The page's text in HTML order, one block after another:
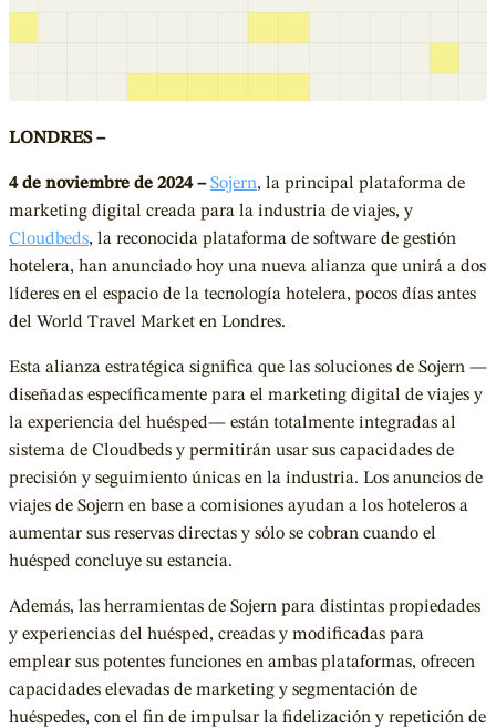
LONDRES –
4 de noviembre de 2024 – Sojern, la principal plataforma de
marketing digital creada para la industria de viajes, y
Cloudbeds, la reconocida plataforma de software de gestión
hotelera, han anunciado hoy una nueva alianza que unirá a dos
líderes en el espacio de la tecnología hotelera, pocos días antes
del World Travel Market en Londres.
Esta alianza estratégica significa que las soluciones de Sojern —
diseñadas específicamente para el marketing digital de viajes y
la experiencia del huésped— están totalmente integradas al
sistema de Cloudbeds y permitirán usar sus capacidades de
precisión y seguimiento únicas en la industria. Los anuncios de
viajes de Sojern en base a comisiones ayudan a los hoteleros a
aumentar sus reservas directas y sólo se cobran cuando el
huésped concluye su estancia.
Además, las herramientas de Sojern para distintas propiedades
y experiencias del huésped, creadas y modificadas para
emplear sus potentes funciones en ambas plataformas, ofrecen
capacidades elevadas de marketing y segmentación de
huéspedes, con el fin de impulsar la fidelización y repetición de